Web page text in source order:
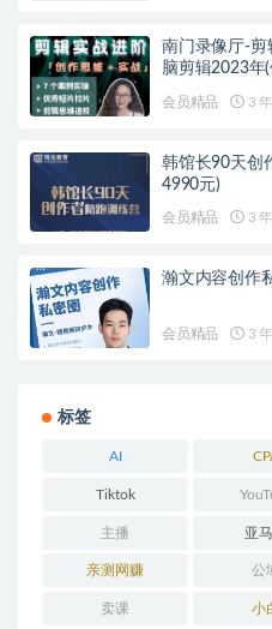
南门录像厅-剪
脑剪辑2023年
会员精品 3
韩馆长90天创
4990元)
会员精品 3
瀚文内容创作
会员精品 3
标签
AI
Tiktok
主播 亚
亲测网赚 公
卖课 小